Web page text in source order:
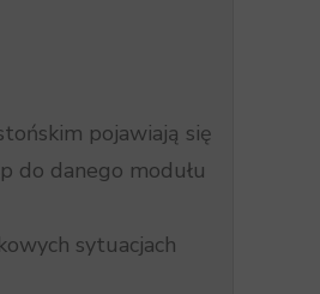
pojawiają się
do danego modułu
sytuacjach